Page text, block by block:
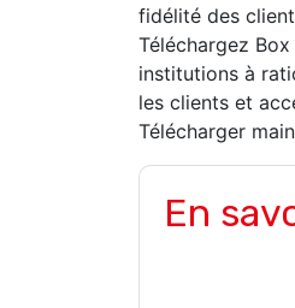
fidélité des
Téléchargez
institutions à
les clients et
Télécharger
En